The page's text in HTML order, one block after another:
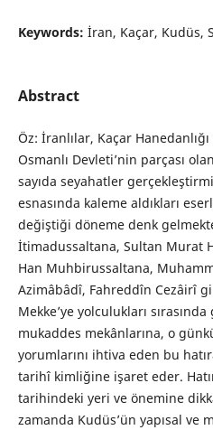
Keywords: İran, Kaçar, Kudüs,
Abstract
Öz: İranlılar, Kaçar
Osmanlı Devleti’nin parçası
sayıda seyahatler
esnasında kaleme aldıkları
değiştiği döneme denk
İtimadussaltana, Sultan Murat
Han Muhbirussaltana,
Azimâbâdî, Fahreddîn Cezâirî
Mekke’ye yolculukları
mukaddes mekânlarına, o
yorumlarını ihtiva eden bu
tarihî kimliğine işaret eder.
tarihindeki yeri ve önemine
zamanda Kudüs’ün yapısal ve